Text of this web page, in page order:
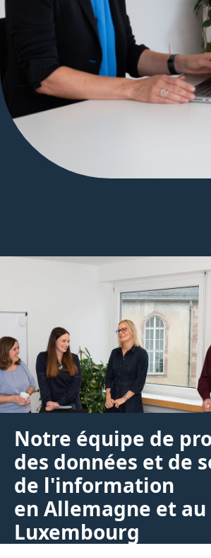
Notre équipe de
des données et de
de l'information
en Allemagne et au
Luxembourg